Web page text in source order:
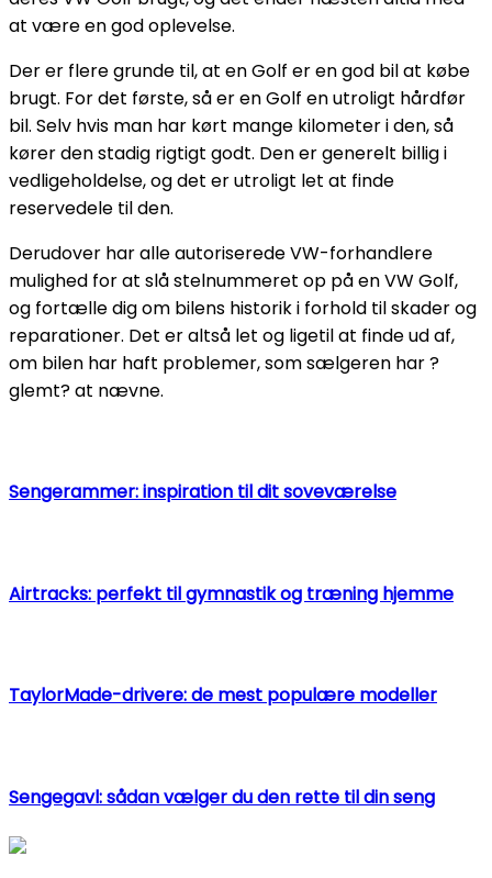
at være en god oplevelse.
Der er flere grunde til, at en Golf er en god bil at købe
brugt. For det første, så er en Golf en utroligt hårdfør
bil. Selv hvis man har kørt mange kilometer i den, så
kører den stadig rigtigt godt. Den er generelt billig i
vedligeholdelse, og det er utroligt let at finde
reservedele til den.
Derudover har alle autoriserede VW-forhandlere
mulighed for at slå stelnummeret op på en VW Golf,
og fortælle dig om bilens historik i forhold til skader og
reparationer. Det er altså let og ligetil at finde ud af,
om bilen har haft problemer, som sælgeren har ?
glemt? at nævne.
Sengerammer: inspiration til dit soveværelse
Airtracks: perfekt til gymnastik og træning hjemme
TaylorMade-drivere: de mest populære modeller
Sengegavl: sådan vælger du den rette til din seng